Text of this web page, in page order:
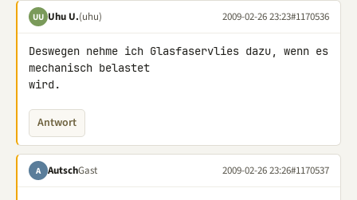
UU Uhu U.(uhu) 2009-02-26 23:23#1170536
Deswegen nehme ich Glasfaservlies dazu, wenn es
mechanisch belastet
wird.
Antwort
A AutschGast 2009-02-26 23:26#1170537